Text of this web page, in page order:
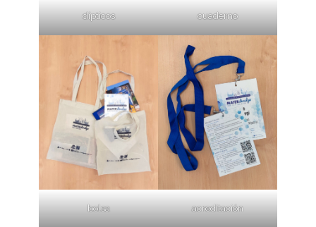
dípticos cuaderno
bolsa acreditación